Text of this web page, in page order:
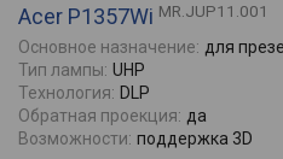
Acer P1357Wi MR.JUP11.001
Основное назначение: для
Тип лампы: UHP
Технология: DLP
Обратная проекция: да
Возможности: поддержка 3D